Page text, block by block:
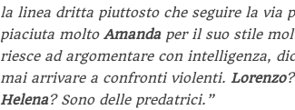
la linea dritta piuttosto che seguire la via
piaciuta molto Amandaper il suo stile
riesce ad argomentare con intelligenza,
mai arrivare a confronti violenti. Lorenzo
Helena? Sono delle predatrici.”